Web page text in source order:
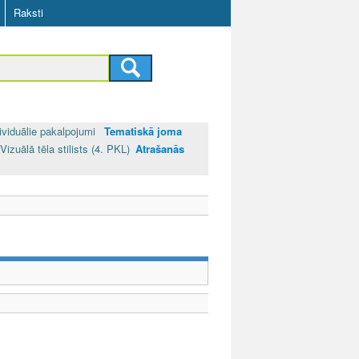
Raksti
pakalpojumi
Tematiskā joma
Vizuālā tēla stilists (4. PKL) Atrašanās